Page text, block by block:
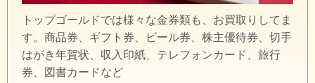
トップゴールドでは様々な金券類も、お買取りしてま
す。商品券、ギフト券、ビール券、株主優待券、切手
はがき年賀状、収入印紙、テレフォンカード、旅行
券、図書カードなど